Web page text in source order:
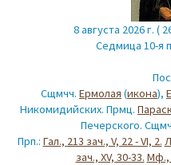
8 августа 2026 г. (
Седмица 10-я
Сщмчч. Ермолая (икона),
Никомидийских. Прмц.
Печерского.
Прп.: Гал., 213 зач., V, 22 - VI, 2.
зач., XV, 30-33. Мф.,